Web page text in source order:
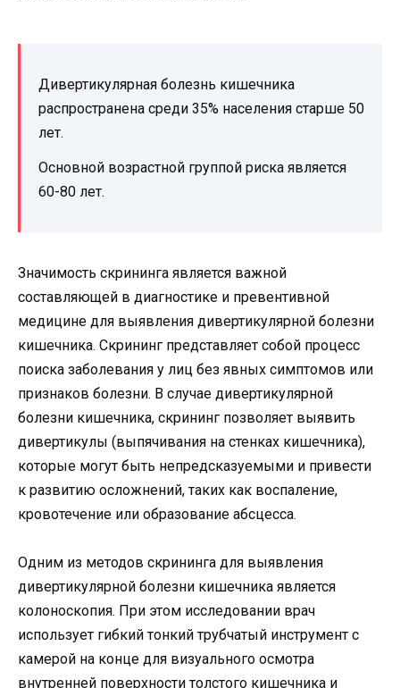
Дивертикулярная болезнь кишечника
распространена среди 35% населения старше 50
лет.
Основной возрастной группой риска является
60-80 лет.
Значимость скрининга является важной
составляющей в диагностике и превентивной
медицине для выявления дивертикулярной болезни
кишечника. Скрининг представляет собой процесс
поиска заболевания у лиц без явных симптомов или
признаков болезни. В случае дивертикулярной
болезни кишечника, скрининг позволяет выявить
дивертикулы (выпячивания на стенках кишечника),
которые могут быть непредсказуемыми и привести
к развитию осложнений, таких как воспаление,
кровотечение или образование абсцесса.
Одним из методов скрининга для выявления
дивертикулярной болезни кишечника является
колоноскопия. При этом исследовании врач
использует гибкий тонкий трубчатый инструмент с
камерой на конце для визуального осмотра
внутренней поверхности толстого кишечника и